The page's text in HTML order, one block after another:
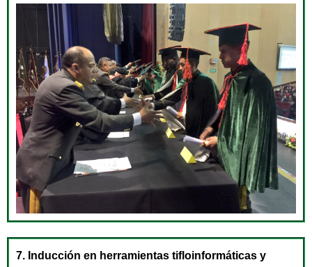
7. Inducción en herramientas tifloinformáticas y